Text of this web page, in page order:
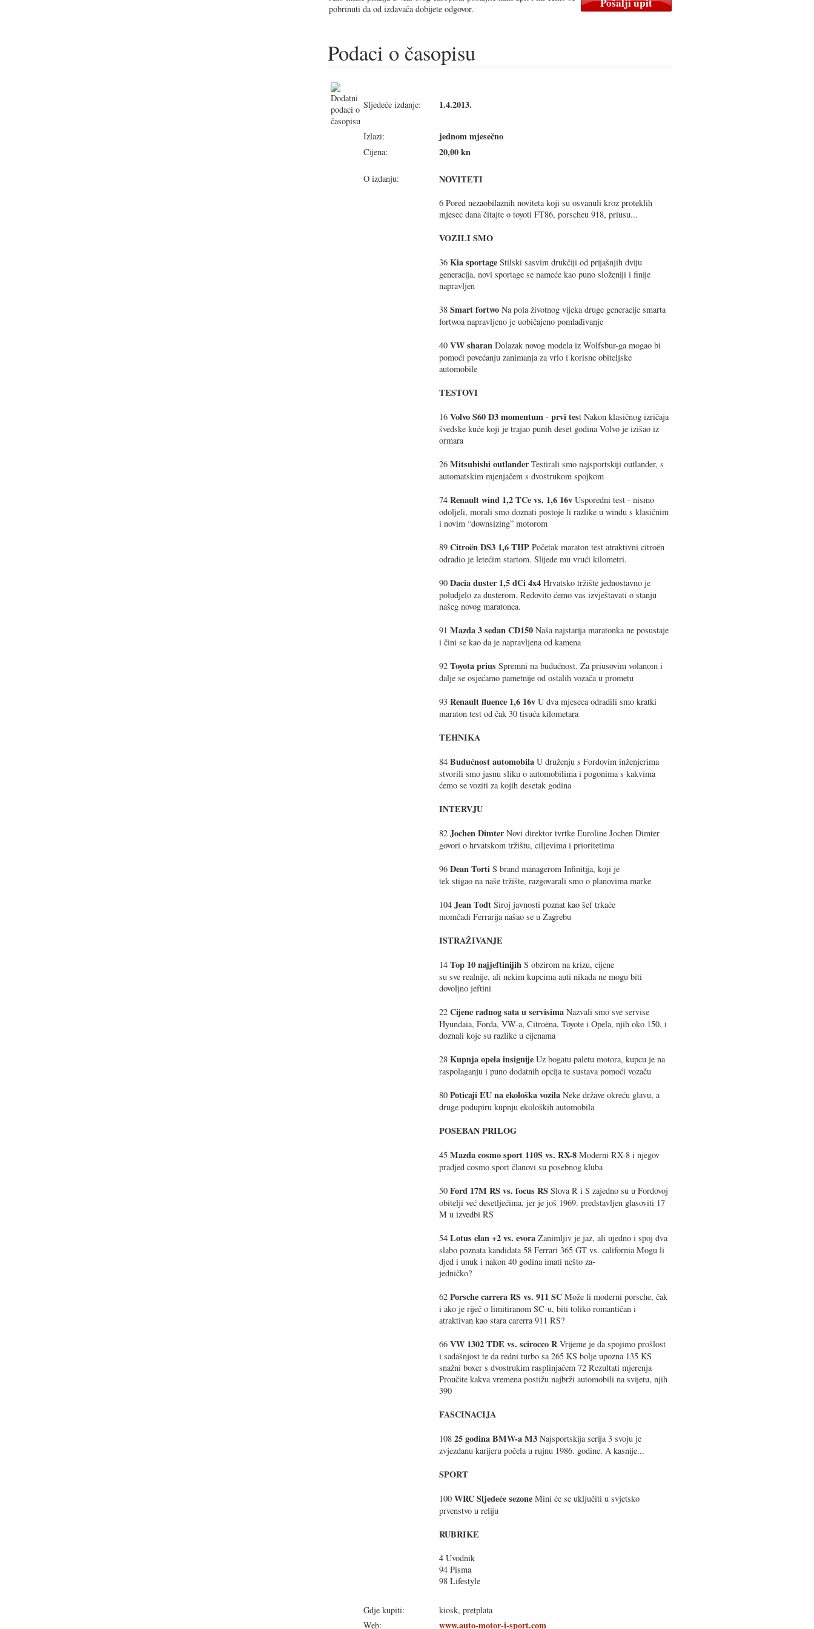
pobrinuti da od izdavača dobijete odgovor.
Podaci o časopisu
Sljedeće izdanje: 1.4.2013.
Izlazi: jednom mjesečno
Cijena: 20,00 kn
O izdanju: NOVITETI
6 Pored nezaobilaznih noviteta koji su osvanuli kroz proteklih
mjesec dana čitajte o toyoti FT86, porscheu 918, priusu...
VOZILI SMO
36 Kia sportage Stilski sasvim drukčiji od prijašnjih dviju
generacija, novi sportage se nameće kao puno složeniji i finije
napravljen
38 Smart fortwo Na pola životnog vijeka druge generacije smarta
fortwoa napravljeno je uobičajeno pomlađivanje
40 VW sharan Dolazak novog modela iz Wolfsbur-ga mogao bi
pomoći povećanju zanimanja za vrlo i korisne obiteljske
automobile
TESTOVI
16 Volvo S60 D3 momentum - prvi test Nakon klasičnog izričaja
švedske kuće koji je trajao punih deset godina Volvo je izišao iz
ormara
26 Mitsubishi outlander Testirali smo najsportskiji outlander, s
automatskim mjenjačem s dvostrukom spojkom
74 Renault wind 1,2 TCe vs. 1,6 16v Usporedni test - nismo
odoljeli, morali smo doznati postoje li razlike u windu s klasičnim
i novim “downsizing” motorom
89 Citroën DS3 1,6 THP Početak maraton test atraktivni citroën
odradio je letećim startom. Slijede mu vrući kilometri.
90 Dacia duster 1,5 dCi 4x4 Hrvatsko tržište jednostavno je
poludjelo za dusterom. Redovito ćemo vas izvještavati o stanju
našeg novog maratonca.
91 Mazda 3 sedan CD150 Naša najstarija maratonka ne posustaje
i čini se kao da je napravljena od kamena
92 Toyota prius Spremni na budućnost. Za priusovim volanom i
dalje se osjećamo pametnije od ostalih vozača u prometu
93 Renault fluence 1,6 16v U dva mjeseca odradili smo kratki
maraton test od čak 30 tisuća kilometara
TEHNIKA
84 Budućnost automobila U druženju s Fordovim inženjerima
stvorili smo jasnu sliku o automobilima i pogonima s kakvima
ćemo se voziti za kojih desetak godina
INTERVJU
82 Jochen Dimter Novi direktor tvrtke Euroline Jochen Dimter
govori o hrvatskom tržištu, ciljevima i prioritetima
96 Dean Torti S brand managerom Infinitija, koji je
tek stigao na naše tržište, razgovarali smo o planovima marke
104 Jean Todt Široj javnosti poznat kao šef trkaće
momčadi Ferrarija našao se u Zagrebu
ISTRAŽIVANJE
14 Top 10 najjeftinijih S obzirom na krizu, cijene
su sve realnije, ali nekim kupcima auti nikada ne mogu biti
dovoljno jeftini
22 Cijene radnog sata u servisima Nazvali smo sve servise
Hyundaia, Forda, VW-a, Citroëna, Toyote i Opela, njih oko 150, i
doznali koje su razlike u cijenama
28 Kupnja opela insignije Uz bogatu paletu motora, kupcu je na
raspolaganju i puno dodatnih opcija te sustava pomoći vozaču
80 Poticaji EU na ekološka vozila Neke države okreću glavu, a
druge podupiru kupnju ekoloških automobila
POSEBAN PRILOG
45 Mazda cosmo sport 110S vs. RX-8 Moderni RX-8 i njegov
pradjed cosmo sport članovi su posebnog kluba
50 Ford 17M RS vs. focus RS Slova R i S zajedno su u Fordovoj
obitelji već desetljećima, jer je još 1969. predstavljen glasoviti 17
M u izvedbi RS
54 Lotus elan +2 vs. evora Zanimljiv je jaz, ali ujedno i spoj dva
slabo poznata kandidata 58 Ferrari 365 GT vs. california Mogu li
djed i unuk i nakon 40 godina imati nešto za-
jedničko?
62 Porsche carrera RS vs. 911 SC Može li moderni porsche, čak
i ako je riječ o limitiranom SC-u, biti toliko romantičan i
atraktivan kao stara carerra 911 RS?
66 VW 1302 TDE vs. scirocco RVrijeme je da spojimo prošlost
i sadašnjost te da redni turbo sa 265 KS bolje upozna 135 KS
snažni boxer s dvostrukim rasplinjačem 72 Rezultati mjerenja
Proučite kakva vremena postižu najbrži automobili na svijetu, njih
390
FASCINACIJA
108 25 godina BMW-a M3 Najsportskija serija 3 svoju je
zvjezdanu karijeru počela u rujnu 1986. godine. A kasnije...
SPORT
100 WRC Sljedeće sezone Mini će se uključiti u svjetsko
prvenstvo u reliju
RUBRIKE
4 Uvodnik
94 Pisma
98 Lifestyle
Gdje kupiti:
kiosk, pretplata
Web:
www.auto-motor-i-sport.com